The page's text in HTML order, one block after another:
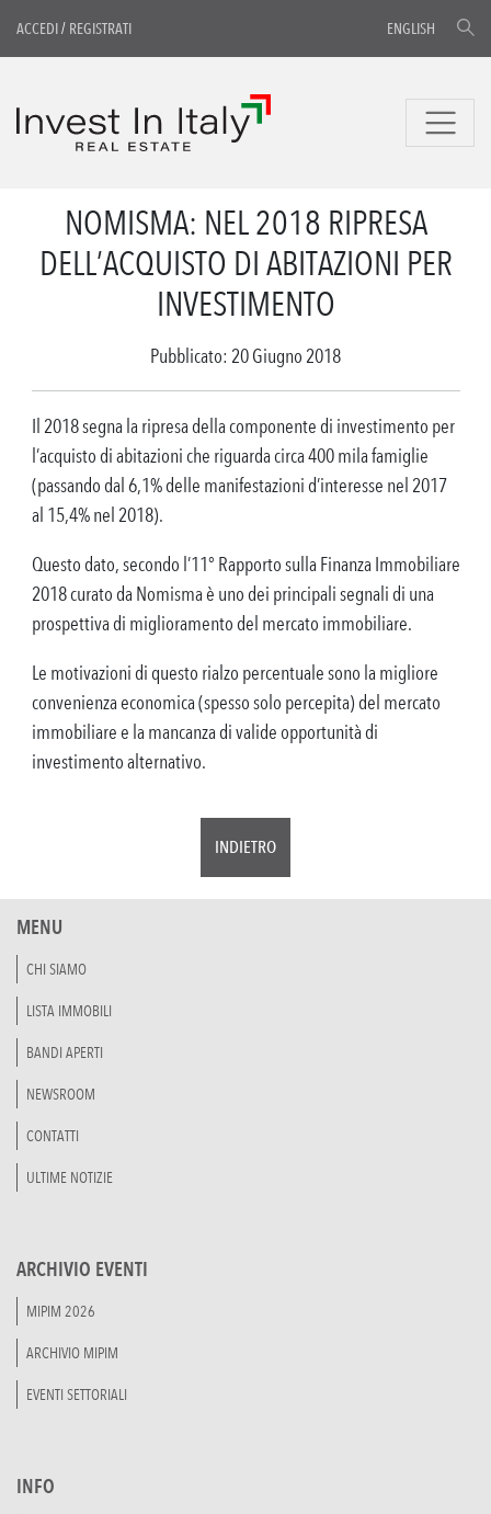
ACCEDI/ REGISTRATI ENGLISH
NOMISMA: NEL 2018 RIPRESA
DELL’ACQUISTO DI ABITAZIONI PER
INVESTIMENTO
Pubblicato: 20 Giugno 2018
Il 2018 segna la ripresa della componente di investimento per
l’acquisto di abitazioni che riguarda circa 400 mila famiglie
(passando dal 6,1% delle manifestazioni d’interesse nel 2017
al 15,4% nel 2018).
Questo dato, secondo l’11° Rapporto sulla Finanza Immobiliare
2018 curato da Nomisma è uno dei principali segnali di una
prospettiva di miglioramento del mercato immobiliare.
Le motivazioni di questo rialzo percentuale sono la migliore
convenienza economica (spesso solo percepita) del mercato
immobiliare e la mancanza di valide opportunità di
investimento alternativo.
INDIETRO
MENU
CHI SIAMO
LISTA IMMOBILI
BANDI APERTI
NEWSROOM
CONTATTI
ULTIME NOTIZIE
ARCHIVIO EVENTI
MIPIM 2026
ARCHIVIO MIPIM
EVENTI SETTORIALI
INFO